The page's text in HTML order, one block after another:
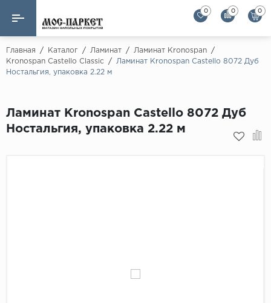
Назад
Ламинат
Назад
Alloc
Alpine Floor
Паркетная доска
0 0 0
Главная / Каталог / Ламинат / Ламинат Kronospan
/
Kronospan Castello Classic
/
Ламинат Kronospan Castello 8072 Дуб
Ностальгия, упаковка 2.22 м
Ламинат Kronospan Castello 8072 Дуб
Ностальгия, упаковка 2.22 м